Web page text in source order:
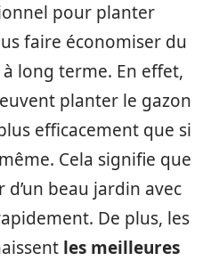
pour planter
faire économiser du
long terme. En effet,
planter le gazon
efficacement que si
Cela signifie que
beau jardin avec
De plus, les
les meilleures